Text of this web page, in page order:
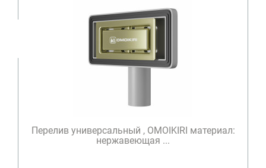
Перелив универсальный , OMOIKIRI материал:
нержавеющая ...